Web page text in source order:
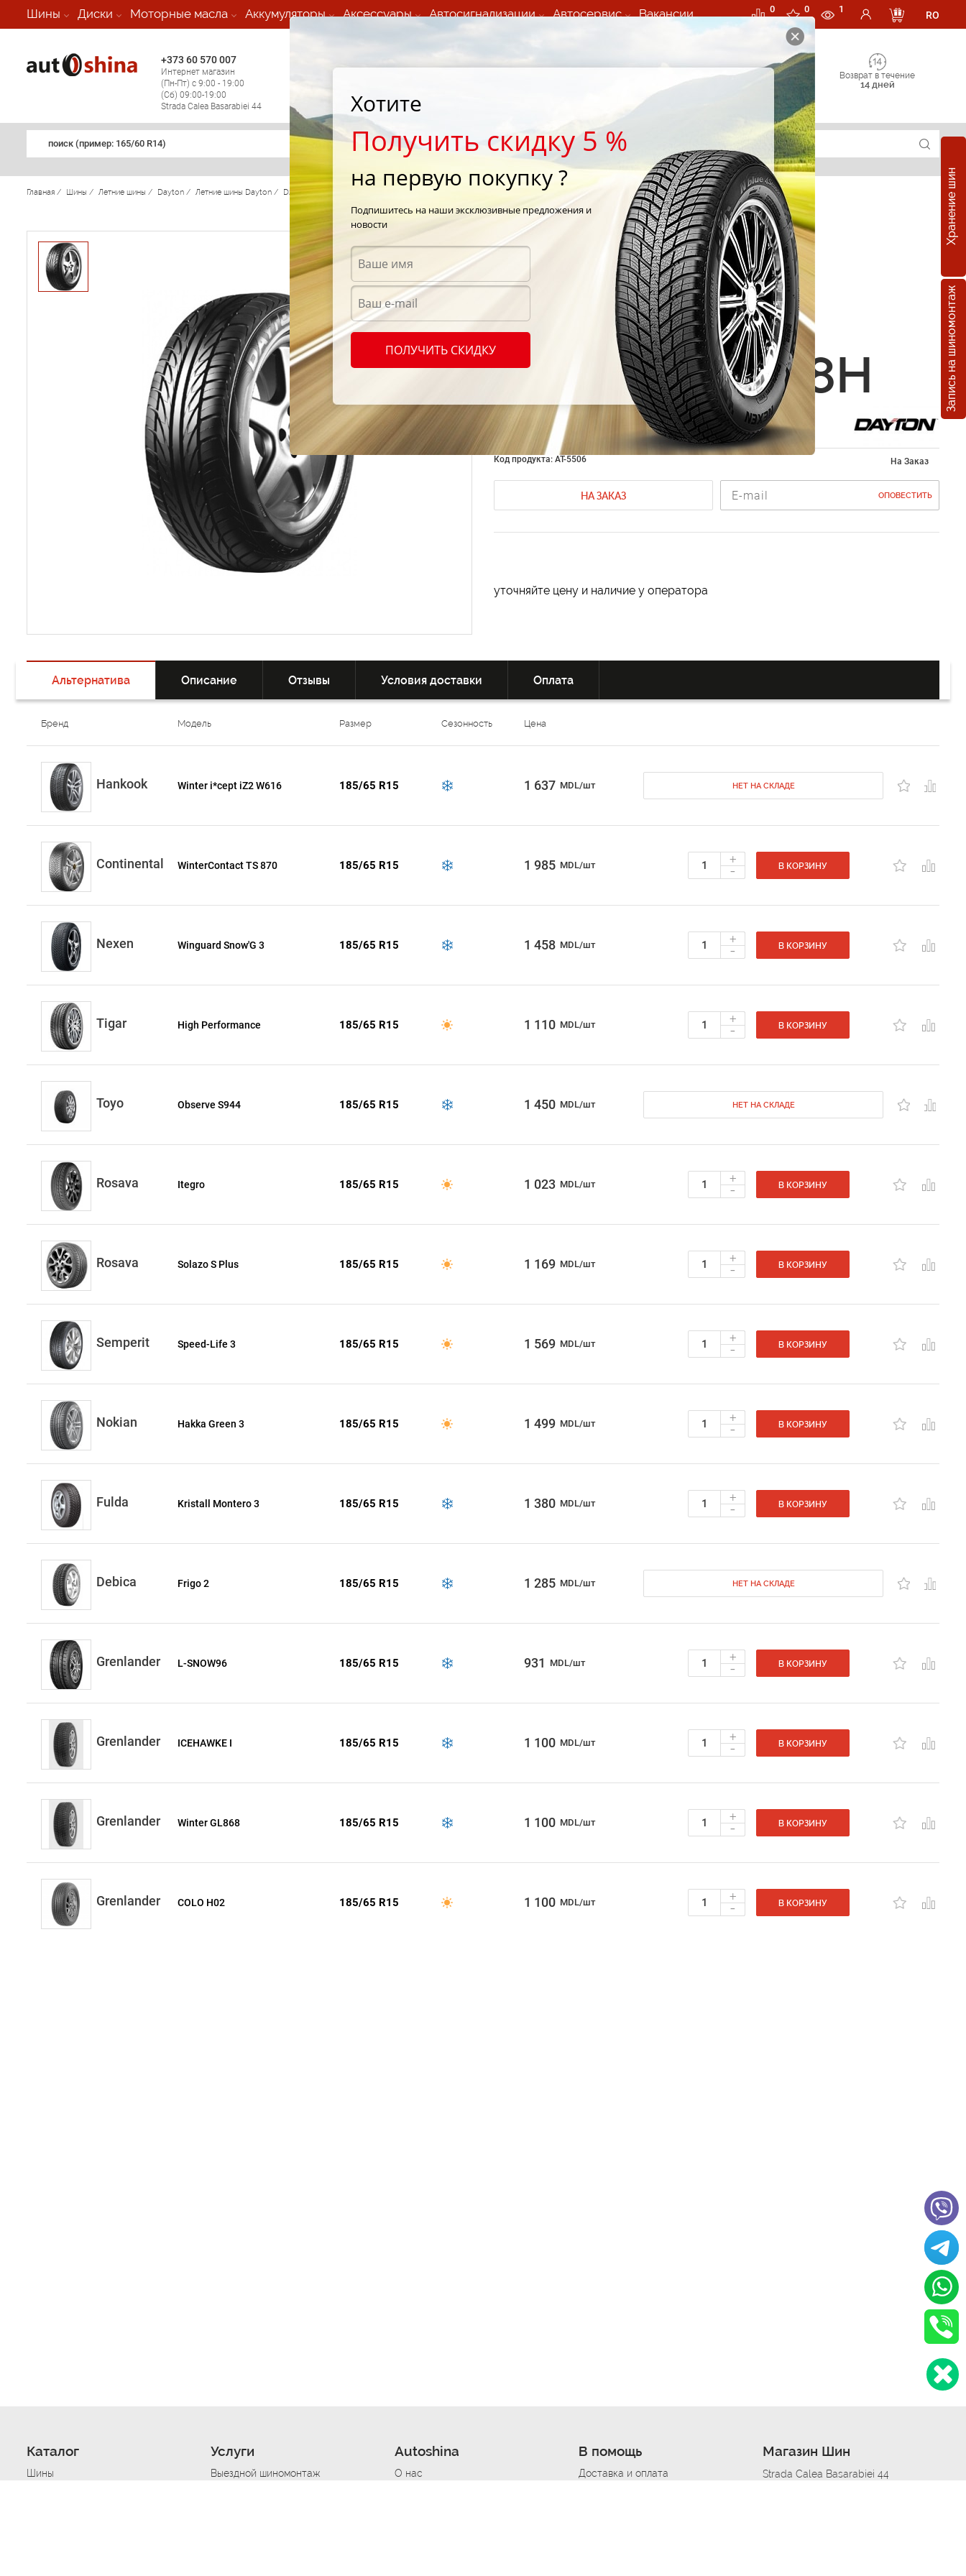
Шины Диски Моторные масла Аккумуляторы Аксессуары Автосигнализации Автосервис Вакансии 0 0 1
RO
+373 60 570 007
Интернет магазин
(Пн-Пт) с 9:00 - 19:00
(Сб) 09:00-19:00
Strada Calea Basarabiei 44
Мобильный шиномонтаж 24/7
Возврат в течение
14 дней
поиск (примеp: 165/60 R14)
Хранение шин
Запись на шиномонтаж
Главная / Шины / Летние шины / Dayton / Летние шины Dayton / D210/ Dayton D210 185/65 R15 88H
Летние шины
Dayton D210
185/65 R15 88H
Летние шины Dayton Летние шины 185/65 R15
Код продукта: AT-5506 На Заказ
НА ЗАКАЗ ОПОВЕСТИТЬ
уточняйте цену и наличие у оператора
Альтернатива Описание Отзывы Условия доставки Оплата
Бренд Модель Размер Сезонность Цена
Hankook Winter i*cept iZ2 W616 185/65 R15 1 637 MDL/шт НЕТ НА СКЛАДЕ
Continental WinterContact TS 870 185/65 R15 1 985 MDL/шт +
- В КОРЗИНУ
Nexen Winguard Snow'G 3 185/65 R15 1 458 MDL/шт +
- В КОРЗИНУ
Tigar High Performance 185/65 R15 1 110 MDL/шт +
- В КОРЗИНУ
Toyo Observe S944 185/65 R15 1 450 MDL/шт НЕТ НА СКЛАДЕ
Rosava Itegro 185/65 R15 1 023 MDL/шт +
- В КОРЗИНУ
Rosava Solazo S Plus 185/65 R15 1 169 MDL/шт +
- В КОРЗИНУ
Semperit Speed-Life 3 185/65 R15 1 569 MDL/шт +
- В КОРЗИНУ
Nokian Hakka Green 3 185/65 R15 1 499 MDL/шт +
- В КОРЗИНУ
Fulda Kristall Montero 3 185/65 R15 1 380 MDL/шт +
- В КОРЗИНУ
Debica Frigo 2 185/65 R15 1 285 MDL/шт НЕТ НА СКЛАДЕ
Grenlander L-SNOW96 185/65 R15 931 MDL/шт +
- В КОРЗИНУ
Grenlander ICEHAWKE I 185/65 R15 1 100 MDL/шт +
- В КОРЗИНУ
Grenlander Winter GL868 185/65 R15 1 100 MDL/шт +
- В КОРЗИНУ
Grenlander COLO H02 185/65 R15 1 100 MDL/шт +
- В КОРЗИНУ
Каталог
Шины
Услуги
Выездной шиномонтаж
Autoshina
О нас
В помощь
Доставка и оплата
Магазин Шин
Strada Calea Basarabiei 44
Хотите
Получить скидку 5 %
на первую покупку ?
Подпишитесь на наши эксклюзивные предложения и
новости
ПОЛУЧИТЬ СКИДКУ